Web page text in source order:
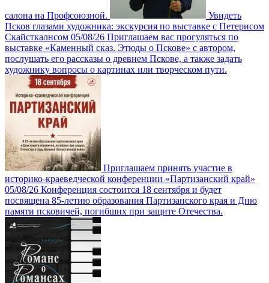
салона на Профсоюзной.
Увидеть
Псков глазами художника: экскурсия по выставке с Петерисом
Скайсткалнсом 05/08/26 Приглашаем вас прогуляться по
выставке «Каменный сказ. Этюды о Пскове» с автором,
послушать его рассказы о древнем Пскове, а также задать
художнику вопросы о картинах или творческом пути.
Приглашаем принять участие в
историко-краеведческой конференции «Партизанский край»
05/08/26 Конференция состоится 18 сентября и будет
посвящена 85-летию образования Партизанского края и Дню
памяти псковичей, погибших при защите Отечества.